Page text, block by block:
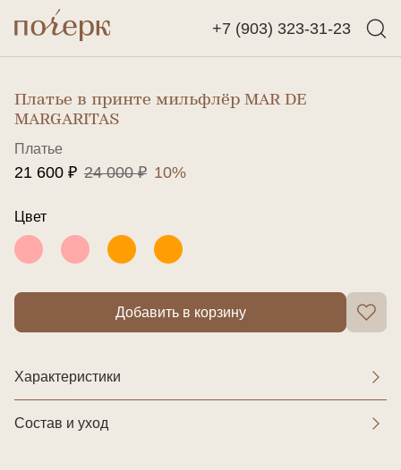
+7 (903) 323-31-23
Назад
Платье в принте мильфлёр MAR DE
MARGARITAS
Платье
21 600 ₽ 24 000 ₽ 10%
Цвет
Добавить в корзину
Характеристики
Состав и уход